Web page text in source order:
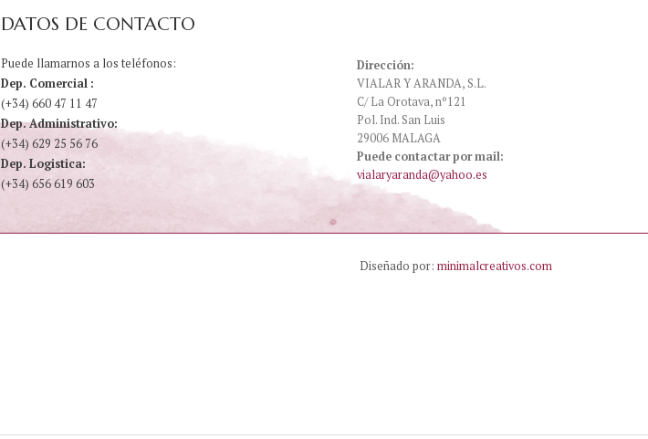
DATOS DE CONTACTO
Puede llamarnos a los teléfonos:
Dep. Comercial :
(+34) 660 47 11 47
Dep. Administrativo:
(+34) 629 25 56 76
Dep. Logistica:
(+34) 656 619 603
Dirección:
VIALAR Y ARANDA, S.L.
C/ La Orotava, nº121
Pol. Ind. San Luis
29006 MALAGA
Puede contactar por mail:
vialaryaranda@yahoo.es
Diseñado por: minimalcreativos.com